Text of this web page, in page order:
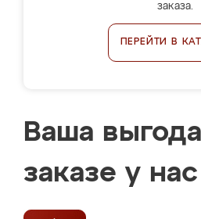
заказа.
ПЕРЕЙТИ В
Ваша
заказе у нас